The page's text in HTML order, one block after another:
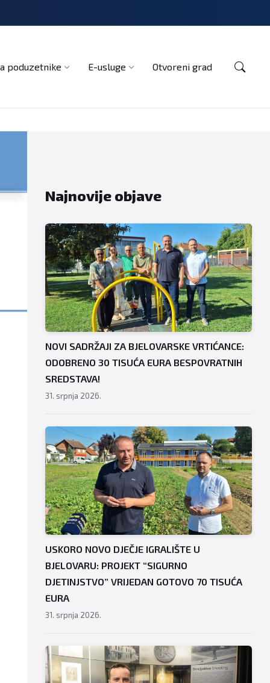
poduzetnike E-usluge Otvoreni grad
Najnovije objave
NOVI SADRŽAJI ZA BJELOVARSKE VRTIĆANCE:
ODOBRENO 30 TISUĆA EURA BESPOVRATNIH
SREDSTAVA!
31. srpnja 2026.
USKORO NOVO DJEČJE IGRALIŠTE U
BJELOVARU: PROJEKT “SIGURNO
DJETINJSTVO” VRIJEDAN GOTOVO 70 TISUĆA
EURA
31. srpnja 2026.